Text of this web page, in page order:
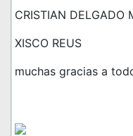
CRISTIAN DELGADO
XISCO REUS
muchas gracias a